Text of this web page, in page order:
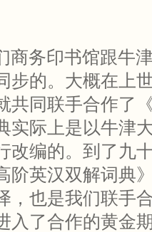
商务印书馆跟牛
步的。大概在上
共同联手合作了
实际上是以牛津
改编的。到了九
阶英汉双解词典
，也是我们联手
入了合作的黄金